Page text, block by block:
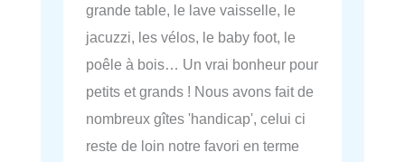
grande table, le lave vaisselle, le
jacuzzi, les vélos, le baby foot, le
poêle à bois… Un vrai bonheur pour
petits et grands ! Nous avons fait de
nombreux gîtes 'handicap', celui ci
reste de loin notre favori en terme